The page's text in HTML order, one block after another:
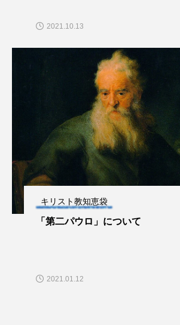
2021.10.13
キリスト教知恵袋
「第二パウロ」について
2021.01.12